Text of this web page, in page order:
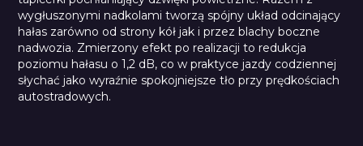
wygłuszonymi nadkolami tworzą spójny układ odcinający
hałas zarówno od strony kół jak i przez blachy boczne
nadwozia. Zmierzony efekt po realizacji to redukcja
poziomu hałasu o 1,2 dB, co w praktyce jazdy codziennej
słychać jako wyraźnie spokojniejsze tło przy prędkościach
autostradowych.